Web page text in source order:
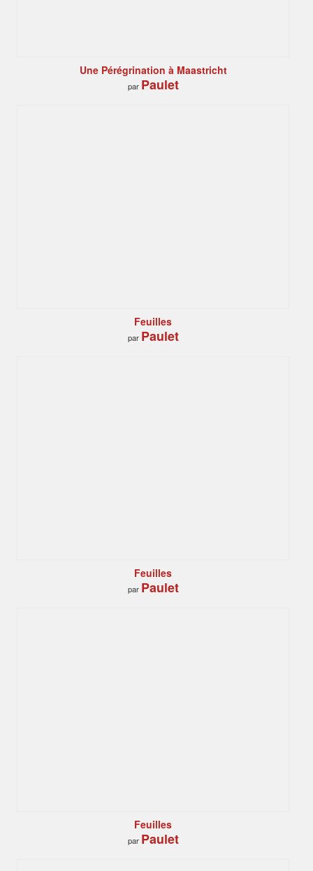
Une Pérégrination à Maastricht
par Paulet
Feuilles
par Paulet
Feuilles
par Paulet
Feuilles
par Paulet